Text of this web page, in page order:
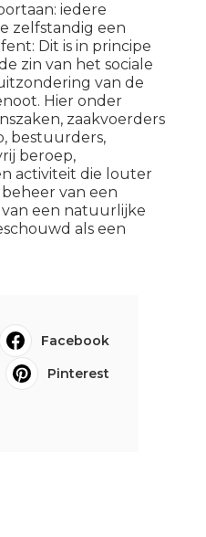
iedere
zelfstandig een
Dit is in principe
zin van het sociale
van de
Hier onder
zaakvoerders
bestuurders,
beroep,
activiteit die louter
van een
een natuurlijke
als een
Facebook
Pinterest